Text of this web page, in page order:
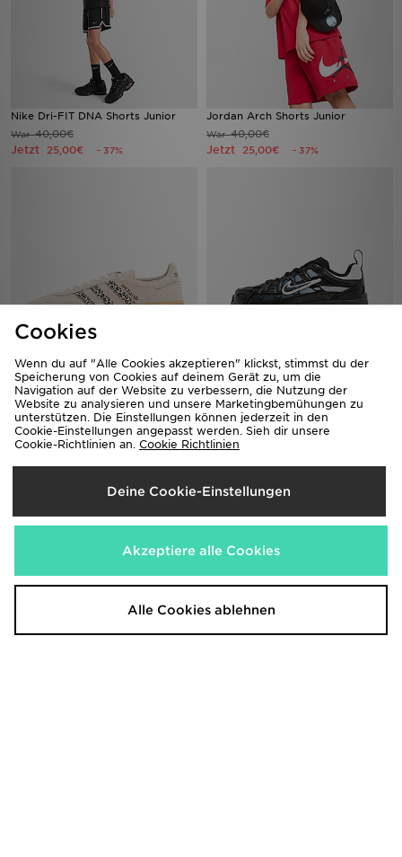
Nike Dri-FIT DNA Shorts Junior
War40,00€
Jetzt 25,00€ - 37%
Jordan Arch Shorts Junior
War40,00€
Jetzt 25,00€ - 37%
adidas Originals Handball Spezial
Kinder
War90,00€
Jetzt60,00€ - 33%
Nike P-6000 Children
War75,00€
Jetzt 40,00€ - 47%
Kinder
Cookies
Wenn du auf "Alle Cookies akzeptieren" klickst, stimmst du der
Speicherung von Cookies auf deinem Gerät zu, um die
Navigation auf der Website zu verbessern, die Nutzung der
Website zu analysieren und unsere Marketingbemühungen zu
unterstützen. Die Einstellungen können jederzeit in den
Cookie-Einstellungen angepasst werden. Sieh dir unsere
Cookie-Richtlinien an. Cookie Richtlinien
Deine Cookie-Einstellungen
Akzeptiere alle Cookies
Alle Cookies ablehnen